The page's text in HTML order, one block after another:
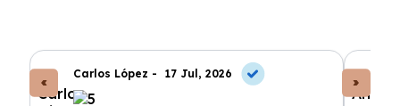
Carlos López - 17 Jul, 2026